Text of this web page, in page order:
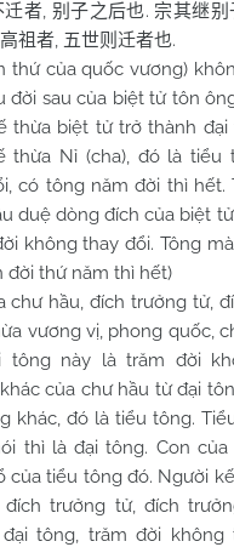
迁者, 别子之后也. 宗其继
祖者, 五世则迁者也.
của quốc vương)
đời sau của biệt tử tôn
thừa biệt tử trở thành đại
thừa Nỉ (cha), đó là tiểu
có tông năm đời thì hết.
duệ dòng đích của biệt
không thay đổi. Tông
đời thứ năm thì hết)
chư hầu, đích trưởng tử,
vương vị, phong quốc,
tông này là trăm đời
của chư hầu từ đại
khác, đó là tiểu tông.
thì là đại tông. Con
của tiểu tông đó. Người
trưởng tử, đích
tông, trăm đời không